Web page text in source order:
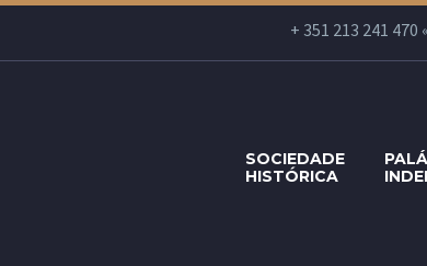
+ 351 213 241 470
SOCIEDADE
HISTÓRICA